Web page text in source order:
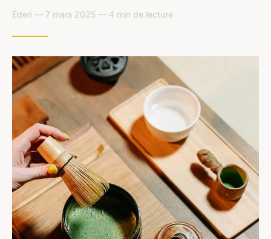
Éden — 7 mars 2025 — 4 min de lecture